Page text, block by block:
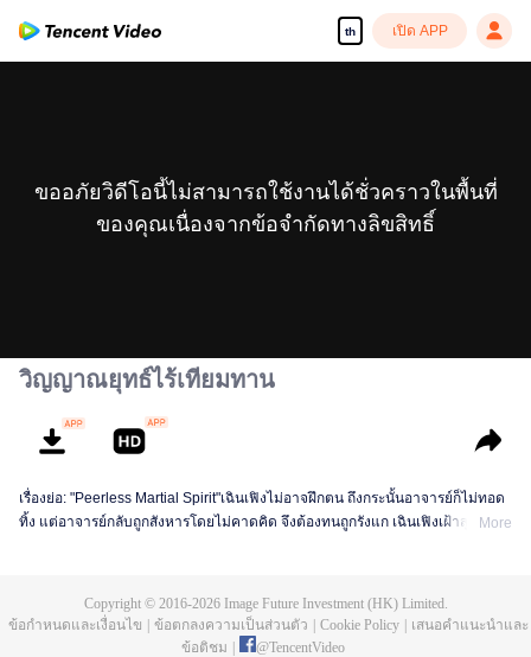
th เปิด APP
ขออภัยวิดีโอนี้ไม่สามารถใช้งานได้ชั่วคราวในพื้นที่
ของคุณเนื่องจากข้อจำกัดทางลิขสิทธิ์
วิญญาณยุทธ์ไร้เทียมทาน
เรื่องย่อ: "Peerless Martial Spirit"เฉินเฟิงไม่อาจฝึกตน ถึงกระนั้นอาจารย์ก็ไม่ทอด
ทิ้ง แต่อาจารย์กลับถูกสังหารโดยไม่คาดคิด จึงต้องทนถูกรังแก เฉินเฟิงเฝ้าสุสานอยู่
More
Copyright © 2016-2026Image Future Investment (HK) Limited.
ข้อกำหนดและเงื่อนไข
ข้อตกลงความเป็นส่วนตัว Cookie Policy
เสนอคำแนะนำและ
ข้อติชม
@TencentVideo